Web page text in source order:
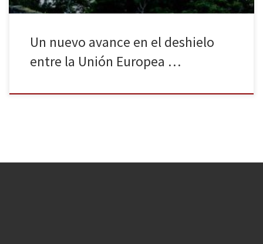
Un nuevo avance en el deshielo
entre la Unión Europea …